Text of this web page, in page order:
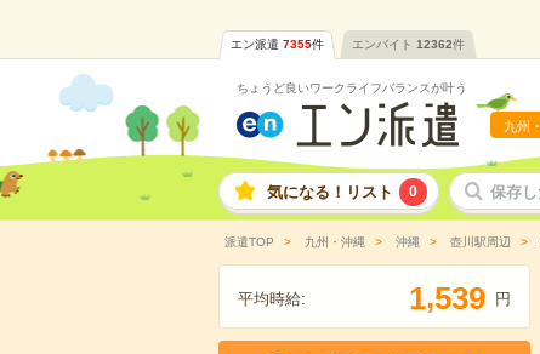
エン派遣 7355件 エンバイト 12362件
ちょうど良いワークライフバランスが叶う
九州
気になる！リスト 0 保存
派遣TOP 九州・沖縄 沖縄 壺川駅周辺
平均時給: 1,539 円